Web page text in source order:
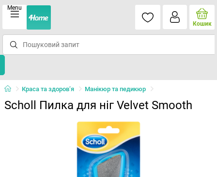
Menu
Кошик
Краса та здоров’я Манікюр та педикюр
Scholl Пилка для ніг Velvet Smooth